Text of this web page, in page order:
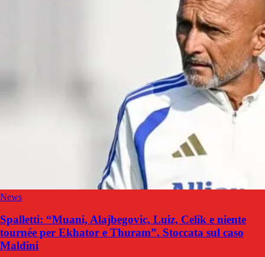
News
Spalletti: “Muani, Alajbegovic, Luiz, Celik e niente
tournée per Ekhator e Thuram”. Stoccata sul caso
Maldini